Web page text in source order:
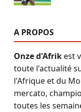
A PROPOS
Onze d'Afrikest
toute l'actualité
l'Afrique et du
mercato,
toutes les